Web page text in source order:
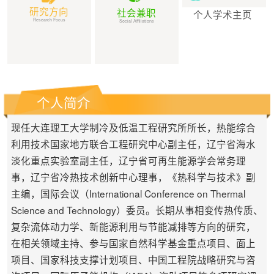
研究方向
Research Focus
社会兼职
Social Affiliations
个人学术主页
个人简介
现任大连理工大学制冷及低温工程研究所所长，热能综合
利用技术国家地方联合工程研究中心副主任，辽宁省海水
淡化重点实验室副主任，辽宁省可再生能源学会常务理
事，辽宁省冷热技术创新中心理事，《热科学与技术》副
主编，国际会议（International Conference on Thermal
Science and Technology）委员。长期从事相变传热传质、
复杂流体动力学、新能源利用与节能减排等方向的研究，
在相关领域主持、参与国家自然科学基金重点项目、面上
项目、国家科技支撑计划项目、中国工程院战略研究与咨